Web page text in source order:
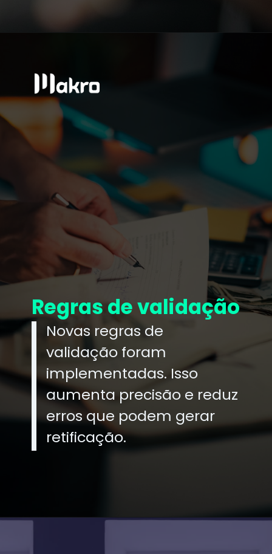
Regras de validação
Novas regras de
validação foram
implementadas. Isso
aumenta precisão e reduz
erros que podem gerar
retificação.